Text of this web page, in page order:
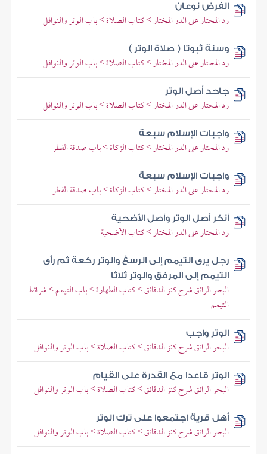
الفرض نوعان
رد المحتار على الدر المختار > كتاب الصلاة > باب الوتر والنوافل
وسنة ثبوتا ( صلاة الوتر )
رد المحتار على الدر المختار > كتاب الصلاة > باب الوتر والنوافل
جاحد أصل الوتر
رد المحتار على الدر المختار > كتاب الصلاة > باب الوتر والنوافل
واجبات الإسلام سبعة
رد المحتار على الدر المختار > كتاب الزكاة > باب صدقة الفطر
واجبات الإسلام سبعة
رد المحتار على الدر المختار > كتاب الزكاة > باب صدقة الفطر
أنكر أصل الوتر وأصل الأضحية
رد المحتار على الدر المختار > كتاب الأضحية
رجل يرى التيمم إلى الرسغ والوتر ركعة ثم رأى
التيمم إلى المرفق والوتر ثلاثا
البحر الرائق شرح كنز الدقائق > كتاب الطهارة > باب التيمم > شرائط
التيمم
الوتر واجب
البحر الرائق شرح كنز الدقائق > كتاب الصلاة > باب الوتر والنوافل
الوتر قاعدا مع القدرة على القيام
البحر الرائق شرح كنز الدقائق > كتاب الصلاة > باب الوتر والنوافل
أهل قرية اجتمعوا على ترك الوتر
البحر الرائق شرح كنز الدقائق > كتاب الصلاة > باب الوتر والنوافل